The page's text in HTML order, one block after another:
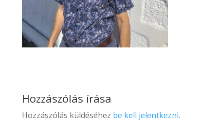
Hozzászólás írása
Hozzászólás küldéséhez be kell jelentkezni.